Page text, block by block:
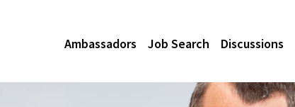
Ambassadors Job Search Discussions